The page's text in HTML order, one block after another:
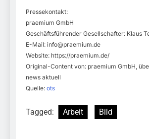
Pressekontakt:
praemium GmbH
Geschäftsführender Gesellschafter: Klaus
E-Mail: info@praemium.de
Website: https://praemium.de/
Original-Content von: praemium GmbH,
news aktuell
Quelle: ots
Tagged: Arbeit Bild